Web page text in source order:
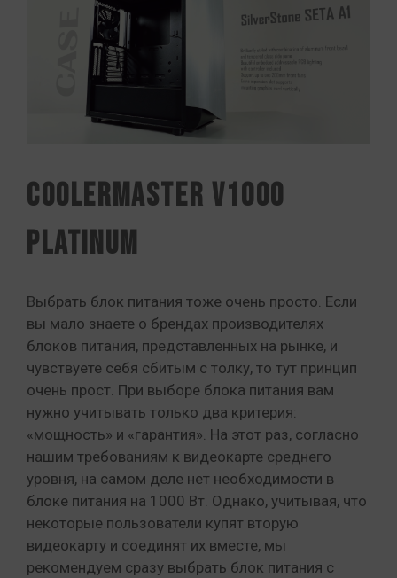
CoolerMaster V1000
Platinum
Выбрать блок питания тоже очень просто. Если
вы мало знаете о брендах производителях
блоков питания, представленных на рынке, и
чувствуете себя сбитым с толку, то тут принцип
очень прост. При выборе блока питания вам
нужно учитывать только два критерия:
«мощность» и «гарантия». На этот раз, согласно
нашим требованиям к видеокарте среднего
уровня, на самом деле нет необходимости в
блоке питания на 1000 Вт. Однако, учитывая, что
некоторые пользователи купят вторую
видеокарту и соединят их вместе, мы
рекомендуем сразу выбрать блок питания с